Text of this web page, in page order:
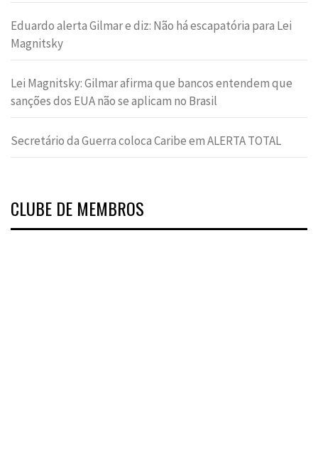
Eduardo alerta Gilmar e diz: Não há escapatória para Lei
Magnitsky
Lei Magnitsky: Gilmar afirma que bancos entendem que
sanções dos EUA não se aplicam no Brasil
Secretário da Guerra coloca Caribe em ALERTA TOTAL
CLUBE DE MEMBROS